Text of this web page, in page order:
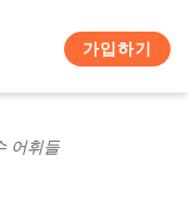
가입하기
어휘들